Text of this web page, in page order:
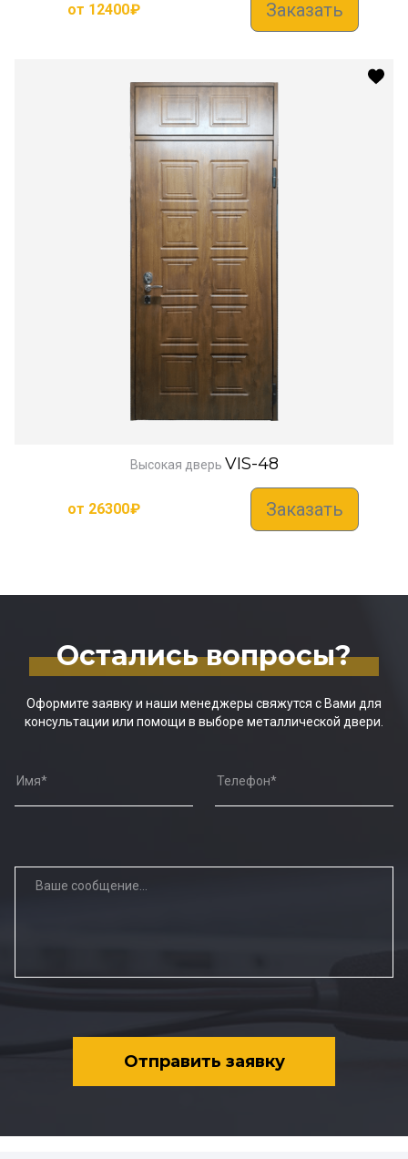
от 12400₽ Заказать
Высокая дверь VIS-48
от 26300₽ Заказать
Остались вопросы?
Оформите заявку и наши менеджеры свяжутся с Вами для
консультации или помощи в выборе металлической двери.
Отправить заявку